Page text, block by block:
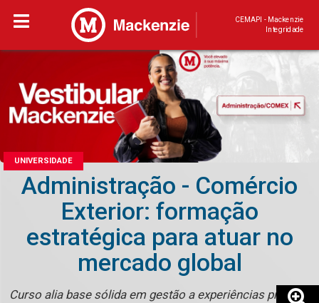
CEMAPI - Mackenzie
Integridade
UNIVERSIDADE
Administração - Comércio
Exterior: formação
estratégica para atuar no
mercado global
Curso alia base sólida em gestão a experiências práticas